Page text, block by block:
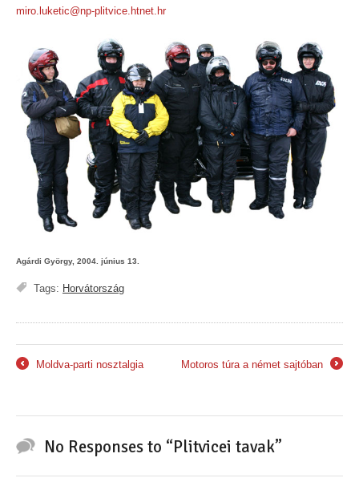
miro.luketic@np-plitvice.htnet.hr
Agárdi György, 2004. június 13.
Tags: Horvátország
Moldva-parti nosztalgia
Motoros túra a német sajtóban
No Responses to “Plitvicei tavak”